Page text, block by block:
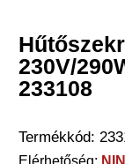
230V/
233108
Termékkód: